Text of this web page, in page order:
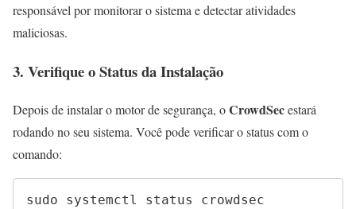
responsável por monitorar o sistema e detectar atividades
maliciosas.
3. Verifique o Status da Instalação
Depois de instalar o motor de segurança, oCrowdSecestará
rodando no seu sistema. Você pode verificar o status com o
comando:
sudo systemctl status crowdsec